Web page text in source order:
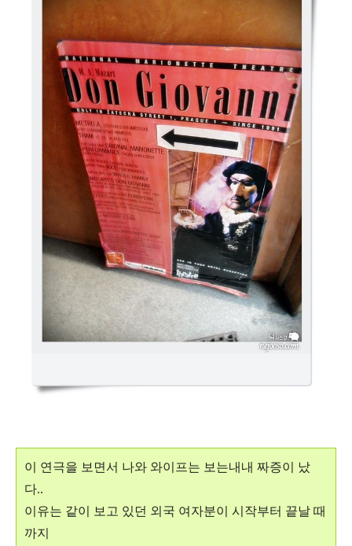
이 연극을 보면서 나와 와이프는 보는내내 짜증이 났
다..
이유는 같이 보고 있던 외국 여자분이 시작부터 끝날 때
까지